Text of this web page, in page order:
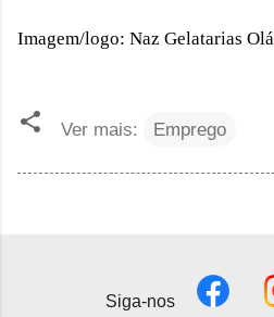
Imagem/logo: Naz Gelatarias Olá
Ver mais: Emprego
Siga-nos